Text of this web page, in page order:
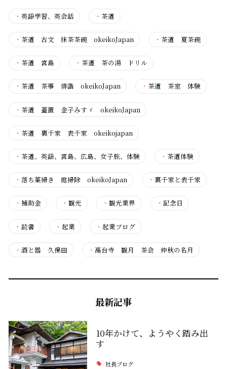
・ 英語学習、英会話 ・茶道
・ 茶道 古文 抹茶茶碗 okeikoJapan ・茶道 夏茶碗
・ 茶道 宮島 ・茶道 茶の湯 ドリル
・ 茶道 茶事 俳諧 okeikoJapan ・茶道 茶室 体験
・ 茶道 蓋置 金子みすゞ okeikoJapan
・ 茶道 裏千家 表千家 okeikojapan
・ 茶道、英語、宮島、広島、女子旅、体験 ・茶道体験
・ 落ち葉掃き 庭掃除 okeikoJapan ・裏千家と表千家
・ 補助金 ・観光 ・観光業界 ・ 記念日
・ 読書 ・起業 ・起業ブログ
・ 酒と器 久保田 ・高台寺 観月 茶会 仲秋の名月
最新記事
10年かけて、ようやく踏み出
す
社長ブログ